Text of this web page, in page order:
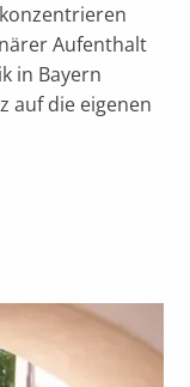
Aufenthalt
in Bayern
auf die eigenen